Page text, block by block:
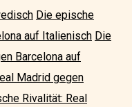
Die epische
auf Italienisch Die
Barcelona auf
Madrid gegen
Rivalität: Real